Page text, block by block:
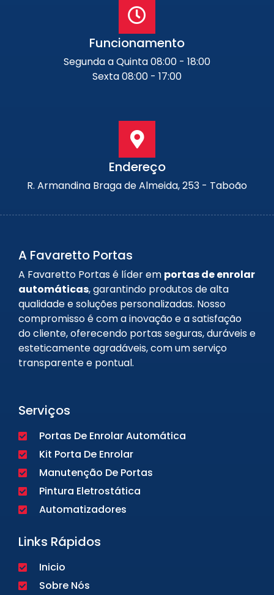
Funcionamento
Segunda a Quinta 08:00 - 18:00
Sexta 08:00 - 17:00
Endereço
R. Armandina Braga de Almeida, 253 - Taboão
A Favaretto Portas
A Favaretto Portas é líder em portas de enrolar
automáticas, garantindo produtos de alta
qualidade e soluções personalizadas. Nosso
compromisso é com a inovação e a satisfação
do cliente, oferecendo portas seguras, duráveis e
esteticamente agradáveis, com um serviço
transparente e pontual.
Serviços
Portas De Enrolar Automática
Kit Porta De Enrolar
Manutenção De Portas
Pintura Eletrostática
Automatizadores
Links Rápidos
Inicio
Sobre Nós